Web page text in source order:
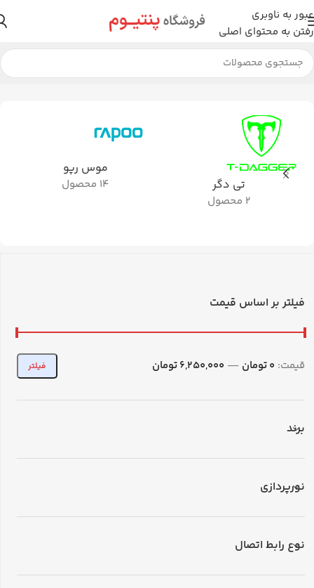
عبور به ناوبری
رفتن به محتوای اصلی
خانه لوازم جانبی موس نمایش 1–12 از 25 نتیجه
تی دگر
2 محصول
موس رپو
14 محصول
فیلتر بر اساس قیمت
فیلتر قیمت: 0 تومان — 6,250,000 تومان
برند
نورپردازی
نوع رابط اتصال